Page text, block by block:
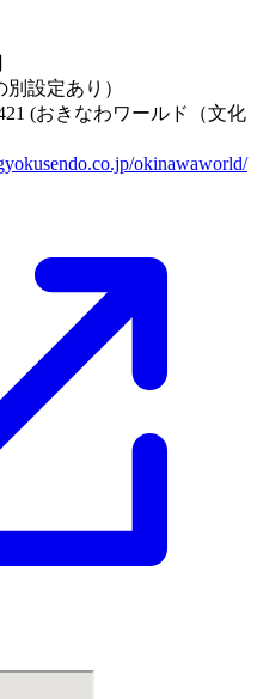
設定あり）
(おきなわワールド（文化
okinawaworld/